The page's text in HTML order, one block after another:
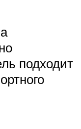
подходит